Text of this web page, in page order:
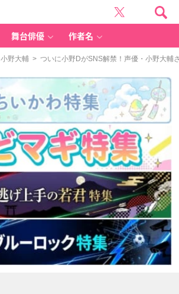
舞台俳優 作者名
小野大輔 > ついに小野DがSNS解禁！声優・小野大輔